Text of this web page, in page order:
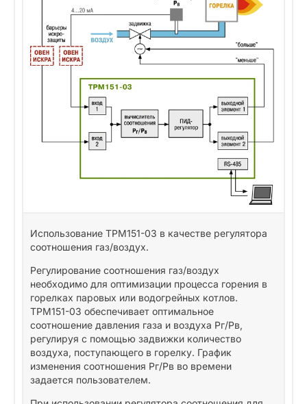
Использование ТРМ151-03 в качестве регулятора
соотношения газ/воздух.
Регулирование соотношения газ/воздух
необходимо для оптимизации процесса горения в
горелках паровых или водогрейных котлов.
ТРМ151-03 обеспечивает оптимальное
соотношение давления газа и воздуха Pг/Рв,
регулируя с помощью задвижки количество
воздуха, поступающего в горелку. График
изменения соотношения Pг/Рв во времени
задается пользователем.